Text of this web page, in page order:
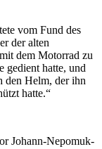
vom Fund des
der alten
dem Motorrad zu
gedient hatte, und
den Helm, der ihn
hatte.“
Johann-Nepomuk-